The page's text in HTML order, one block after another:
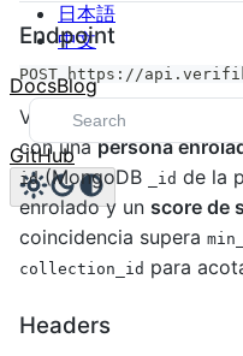
日本語
中文
DocsBlog
GitHub
Endpoint
POST https://
Verifica que una o más
con unapersona
id(MongoDB _id de la
enrolado y un score de
coincidencia supera
collection_id para
Headers